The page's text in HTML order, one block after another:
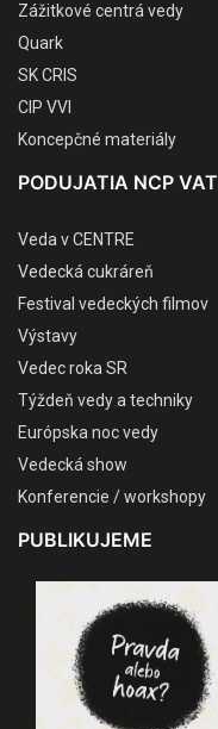
Zážitkové centrá vedy
Quark
SK CRIS
CIP VVI
Koncepčné materiály
PODUJATIA NCP VAT
Veda v CENTRE
Vedecká cukráreň
Festival vedeckých filmov
Výstavy
Vedec roka SR
Týždeň vedy a techniky
Európska noc vedy
Vedecká show
Konferencie / workshopy
PUBLIKUJEME